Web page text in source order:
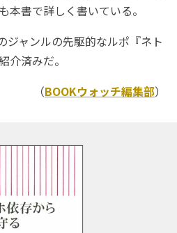
本書で詳しく書いている。
ャンルの先駆的なルポ『ネト
介済みだ。
（BOOKウォッチ編集部）